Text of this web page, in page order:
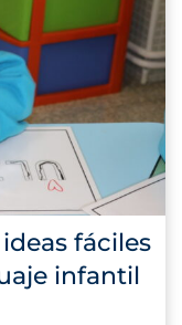
fáciles
infantil